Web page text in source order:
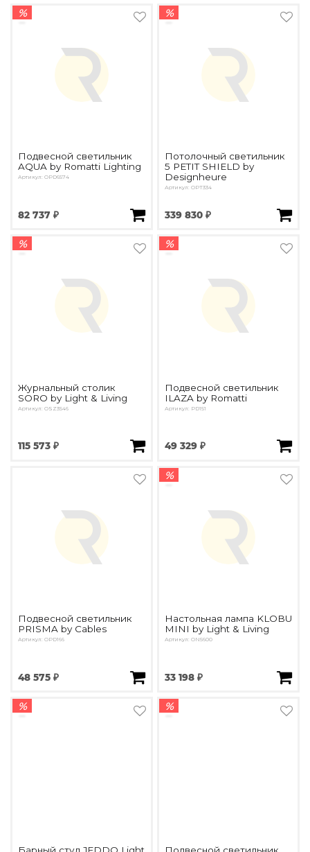
%
Подвесной светильник
AQUA by Romatti Lighting
Артикул: OPD6574
82 737 ₽
%
Потолочный светильник
5 PETIT SHIELD by
Designheure
Артикул: OPT334
339 830 ₽
%
Журнальный столик
SORO by Light & Living
Артикул: OSZ3546
115 573 ₽
%
Подвесной светильник
ILAZA by Romatti
Артикул: PD151
49 329 ₽
Подвесной светильник
PRISMA by Cables
Артикул: OPD166
48 575 ₽
%
Настольная лампа KLOBU
MINI by Light & Living
Артикул: ON5600
33 198 ₽
%
Барный стул JEDDO Light
%
Подвесной светильник